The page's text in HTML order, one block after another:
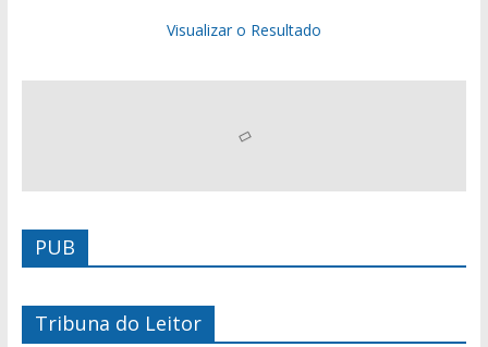
Visualizar o Resultado
PUB
Tribuna do Leitor